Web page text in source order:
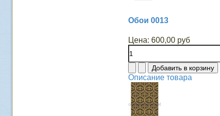
Обои 0013
Цена: 600,00 руб
Описание товара